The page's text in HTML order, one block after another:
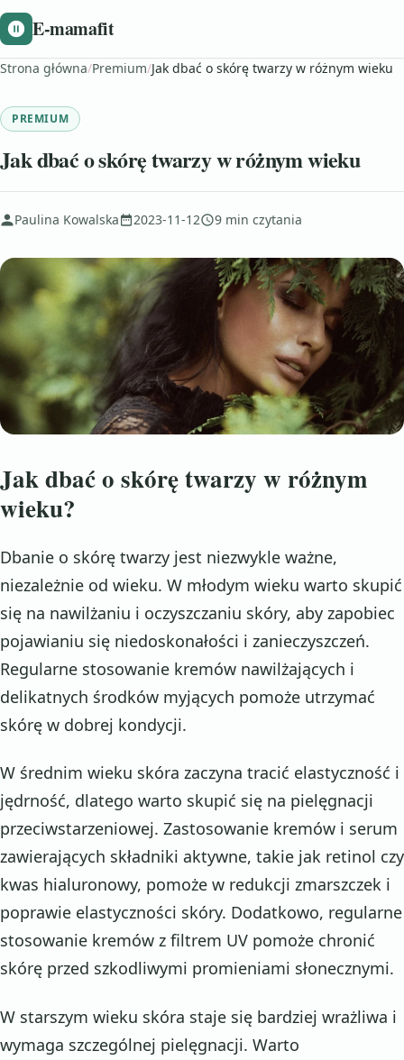
E-mamafit
Strona główna/Premium/Jak dbać o skórę twarzy w różnym wieku
PREMIUM
Jak dbać o skórę twarzy w różnym wieku
Paulina Kowalska 2023-11-12 9 min czytania
Jak dbać o skórę twarzy w różnym
wieku?
Dbanie o skórę twarzy jest niezwykle ważne,
niezależnie od wieku. W młodym wieku warto skupić
się na nawilżaniu i oczyszczaniu skóry, aby zapobiec
pojawianiu się niedoskonałości i zanieczyszczeń.
Regularne stosowanie kremów nawilżających i
delikatnych środków myjących pomoże utrzymać
skórę w dobrej kondycji.
W średnim wieku skóra zaczyna tracić elastyczność i
jędrność, dlatego warto skupić się na pielęgnacji
przeciwstarzeniowej. Zastosowanie kremów i serum
zawierających składniki aktywne, takie jak retinol czy
kwas hialuronowy, pomoże w redukcji zmarszczek i
poprawie elastyczności skóry. Dodatkowo, regularne
stosowanie kremów z filtrem UV pomoże chronić
skórę przed szkodliwymi promieniami słonecznymi.
W starszym wieku skóra staje się bardziej wrażliwa i
wymaga szczególnej pielęgnacji. Warto